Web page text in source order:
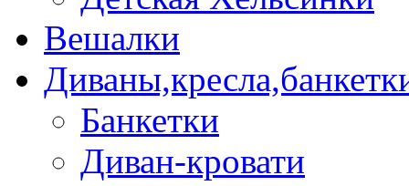
Вешалки
Банкетки
Диван-кровати